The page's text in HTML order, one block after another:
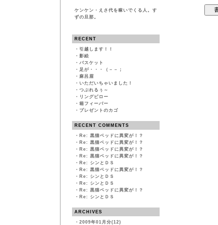
ケンケン・えさ代を稼いでくる人。す
ずの旦那。
RECENT
・ 引越します！！
・ 影絵
・ バスケット
・ 足が・・・（－－；
・ 麻呂眉
・ いただいちゃいました！
・ つぶれるぅ～
・ リングピロー
・ 箱フィーバー
・ プレゼントのカゴ
RECENT COMMENTS
・ Re: 黒猫ベッドに異変が！？
・ Re: 黒猫ベッドに異変が！？
・ Re: 黒猫ベッドに異変が！？
・ Re: 黒猫ベッドに異変が！？
・ Re: シンとＤＳ
・ Re: 黒猫ベッドに異変が！？
・ Re: シンとＤＳ
・ Re: シンとＤＳ
・ Re: 黒猫ベッドに異変が！？
・ Re: シンとＤＳ
ARCHIVES
・ 2009年01月分(12)